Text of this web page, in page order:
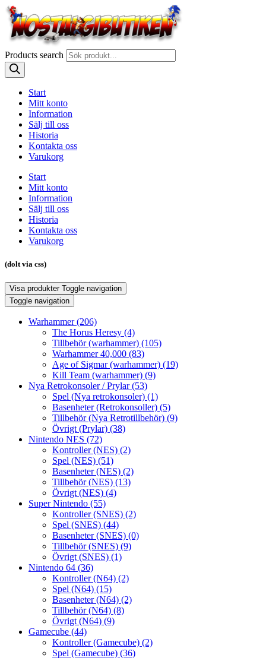
Products search
Start
Mitt konto
Information
Sälj till oss
Historia
Kontakta oss
Varukorg
Start
Mitt konto
Information
Sälj till oss
Historia
Kontakta oss
Varukorg
(dolt via css)
Visa produkter Toggle navigation
Toggle navigation
Warhammer(206)
The Horus Heresy (4)
Tillbehör (warhammer) (105)
Warhammer 40,000 (83)
Age of Sigmar (warhammer) (19)
Kill Team (warhammer) (9)
Nya Retrokonsoler / Prylar(53)
Spel (Nya retrokonsoler) (1)
Basenheter (Retrokonsoller) (5)
Tillbehör (Nya Retrotillbehör) (9)
Övrigt (Prylar) (38)
Nintendo NES (72)
Kontroller (NES) (2)
Spel (NES) (51)
Basenheter (NES) (2)
Tillbehör (NES) (13)
Övrigt (NES) (4)
Super Nintendo (55)
Kontroller (SNES) (2)
Spel (SNES) (44)
Basenheter (SNES) (0)
Tillbehör (SNES) (9)
Övrigt (SNES) (1)
Nintendo 64 (36)
Kontroller (N64) (2)
Spel (N64) (15)
Basenheter (N64) (2)
Tillbehör (N64) (8)
Övrigt (N64) (9)
Gamecube (44)
Kontroller (Gamecube) (2)
Spel (Gamecube) (36)